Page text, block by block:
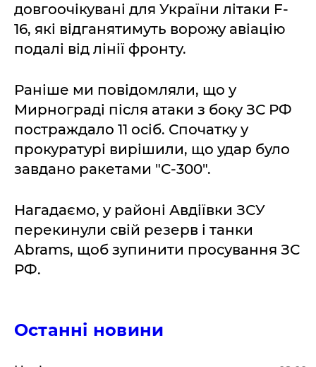
довгоочікувані для України літаки F-
16, які відганятимуть ворожу авіацію
подалі від лінії фронту.
Раніше ми повідомляли, що у
Мирнограді після атаки з боку ЗС РФ
постраждало 11 осіб. Спочатку у
прокуратурі вирішили, що удар було
завдано ракетами "С-300".
Нагадаємо, у районі Авдіївки ЗСУ
перекинули свій резерв і танки
Abrams, щоб зупинити просування ЗС
РФ.
Останні новини